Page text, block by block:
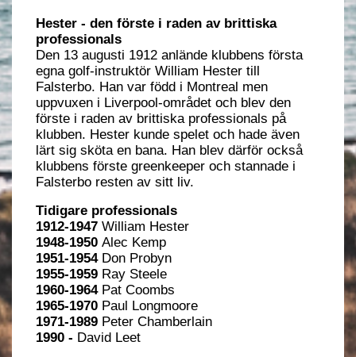
Hester - den förste i raden av brittiska
professionals
Den 13 augusti 1912 anlände klubbens första
egna golf-instruktör William Hester till
Falsterbo. Han var född i Montreal men
uppvuxen i Liverpool-området och blev den
förste i raden av brittiska professionals på
klubben. Hester kunde spelet och hade även
lärt sig sköta en bana. Han blev därför också
klubbens förste greenkeeper och stannade i
Falsterbo resten av sitt liv.
Tidigare professionals
1912-1947 William Hester
1948-1950 Alec Kemp
1951-1954 Don Probyn
1955-1959 Ray Steele
1960-1964 Pat Coombs
1965-1970 Paul Longmoore
1971-1989 Peter Chamberlain
1990 - David Leet